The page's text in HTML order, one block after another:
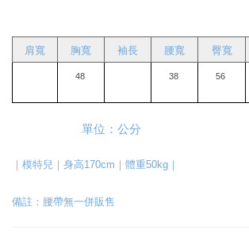
肩寬 胸寬 袖長 腰寬 臀寬
48 38 56
單位：公分
｜模特兒｜身高170cm｜體重50kg｜
備註：腰帶無一併販售